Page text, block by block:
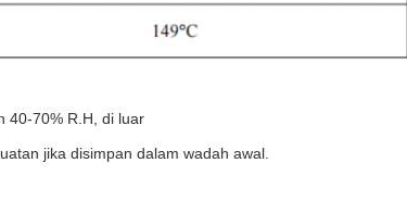
40-70% R.H, di luar
jika disimpan dalam wadah awal.